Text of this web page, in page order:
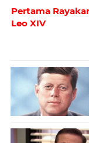
Pertama
Leo XIV